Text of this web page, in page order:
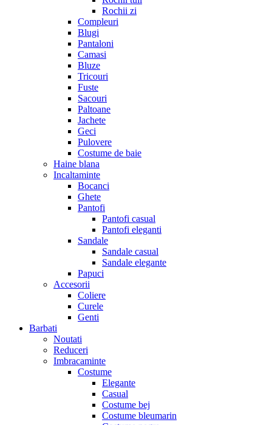
Rochii zi
Compleuri
Blugi
Pantaloni
Camasi
Bluze
Tricouri
Fuste
Sacouri
Paltoane
Jachete
Geci
Pulovere
Costume de baie
Haine blana
Incaltaminte
Bocanci
Ghete
Pantofi
Pantofi casual
Pantofi eleganti
Sandale
Sandale casual
Sandale elegante
Papuci
Accesorii
Coliere
Curele
Genti
Barbati
Noutati
Reduceri
Imbracaminte
Costume
Elegante
Casual
Costume bej
Costume bleumarin